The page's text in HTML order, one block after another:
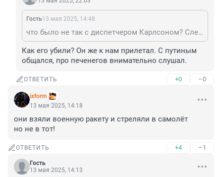
Гость13 мая 2025, 14:48
что было не так с диспетчером Карлсоном? Следствие по нему было остановлено в результате его убийства. Что там ему присудили из-за этого мы теперь никогда не узнаем. Ну а то, что до суда его отмазывали, так это всегда так делается адвокатами. Так что может вы там что-то и помните, но явно не то, что было на самом деле.
Как его убили? Он же к нам прилетал. С путиным
общался, про печенегов внимательно слушал.
ОТВЕТИТЬ +0 –0
ixform
13 мая 2025, 14:18
они взяли военную ракету и стреляли в самолёт
но не в тот!
ОТВЕТИТЬ +4 –1
Гость
13 мая 2025, 14:13